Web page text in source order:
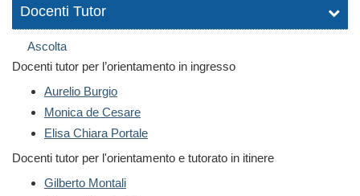
Docenti Tutor
Ascolta
Docenti tutor per l’orientamento in ingresso
Aurelio Burgio
Monica de Cesare
Elisa Chiara Portale
Docenti tutor per l'orientamento e tutorato in itinere
Gilberto Montali